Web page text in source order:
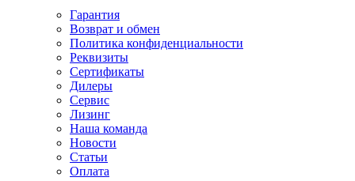
Гарантия
Возврат и обмен
Политика конфиденциальности
Реквизиты
Сертификаты
Дилеры
Сервис
Лизинг
Наша команда
Новости
Статьи
Оплата